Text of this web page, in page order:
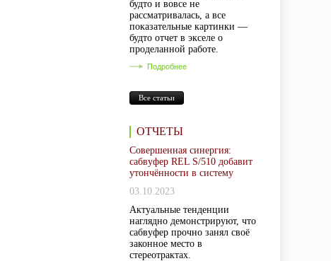
будто и вовсе не
рассматривалась, а все
показательные картинки —
будто отчет в экселе о
проделанной работе.
Подробнее
Все статьи
ОТЧЕТЫ
Совершенная синергия:
сабвуфер REL S/510 добавит
утончённости в систему
03.10.2023
Актуальные тенденции
наглядно демонстрируют, что
сабвуфер прочно занял своё
законное место в
стереотрактах.